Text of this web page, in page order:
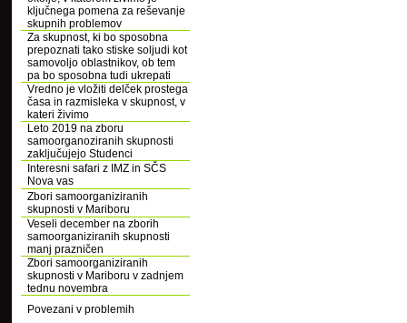
ključnega pomena za reševanje
skupnih problemov
Za skupnost, ki bo sposobna
prepoznati tako stiske soljudi kot
samovoljo oblastnikov, ob tem
pa bo sposobna tudi ukrepati
Vredno je vložiti delček prostega
časa in razmisleka v skupnost, v
kateri živimo
Leto 2019 na zboru
samoorganoziranih skupnosti
zaključujejo Studenci
Interesni safari z IMZ in SČS
Nova vas
Zbori samoorganiziranih
skupnosti v Mariboru
Veseli december na zborih
samoorganiziranih skupnosti
manj prazničen
Zbori samoorganiziranih
skupnosti v Mariboru v zadnjem
tednu novembra
Povezani v problemih